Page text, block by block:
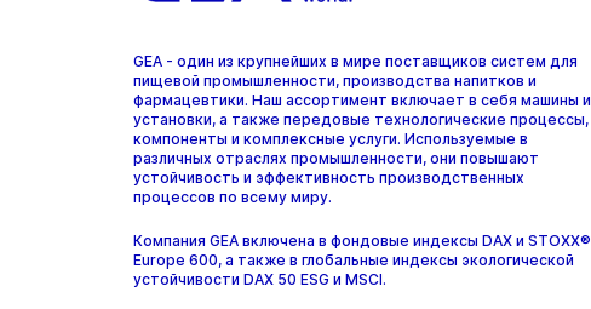
GEA - один из крупнейших в мире поставщиков систем для
пищевой промышленности, производства напитков и
фармацевтики. Наш ассортимент включает в себя машины и
установки, а также передовые технологические процессы,
компоненты и комплексные услуги. Используемые в
различных отраслях промышленности, они повышают
устойчивость и эффективность производственных
процессов по всему миру.
Компания GEA включена в фондовые индексы DAX и STOXX®
Europe 600, а также в глобальные индексы экологической
устойчивости DAX 50 ESG и MSCI.